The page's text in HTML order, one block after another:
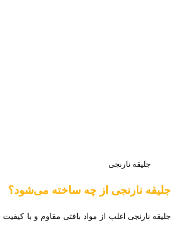
جلیقه نارنجی
جلیقه نارنجی از چه ساخته می‌شود؟
جلیقه نارنجی اغلب از مواد بافتی مقاوم و با